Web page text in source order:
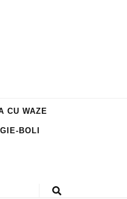
CU WAZE
BOLI